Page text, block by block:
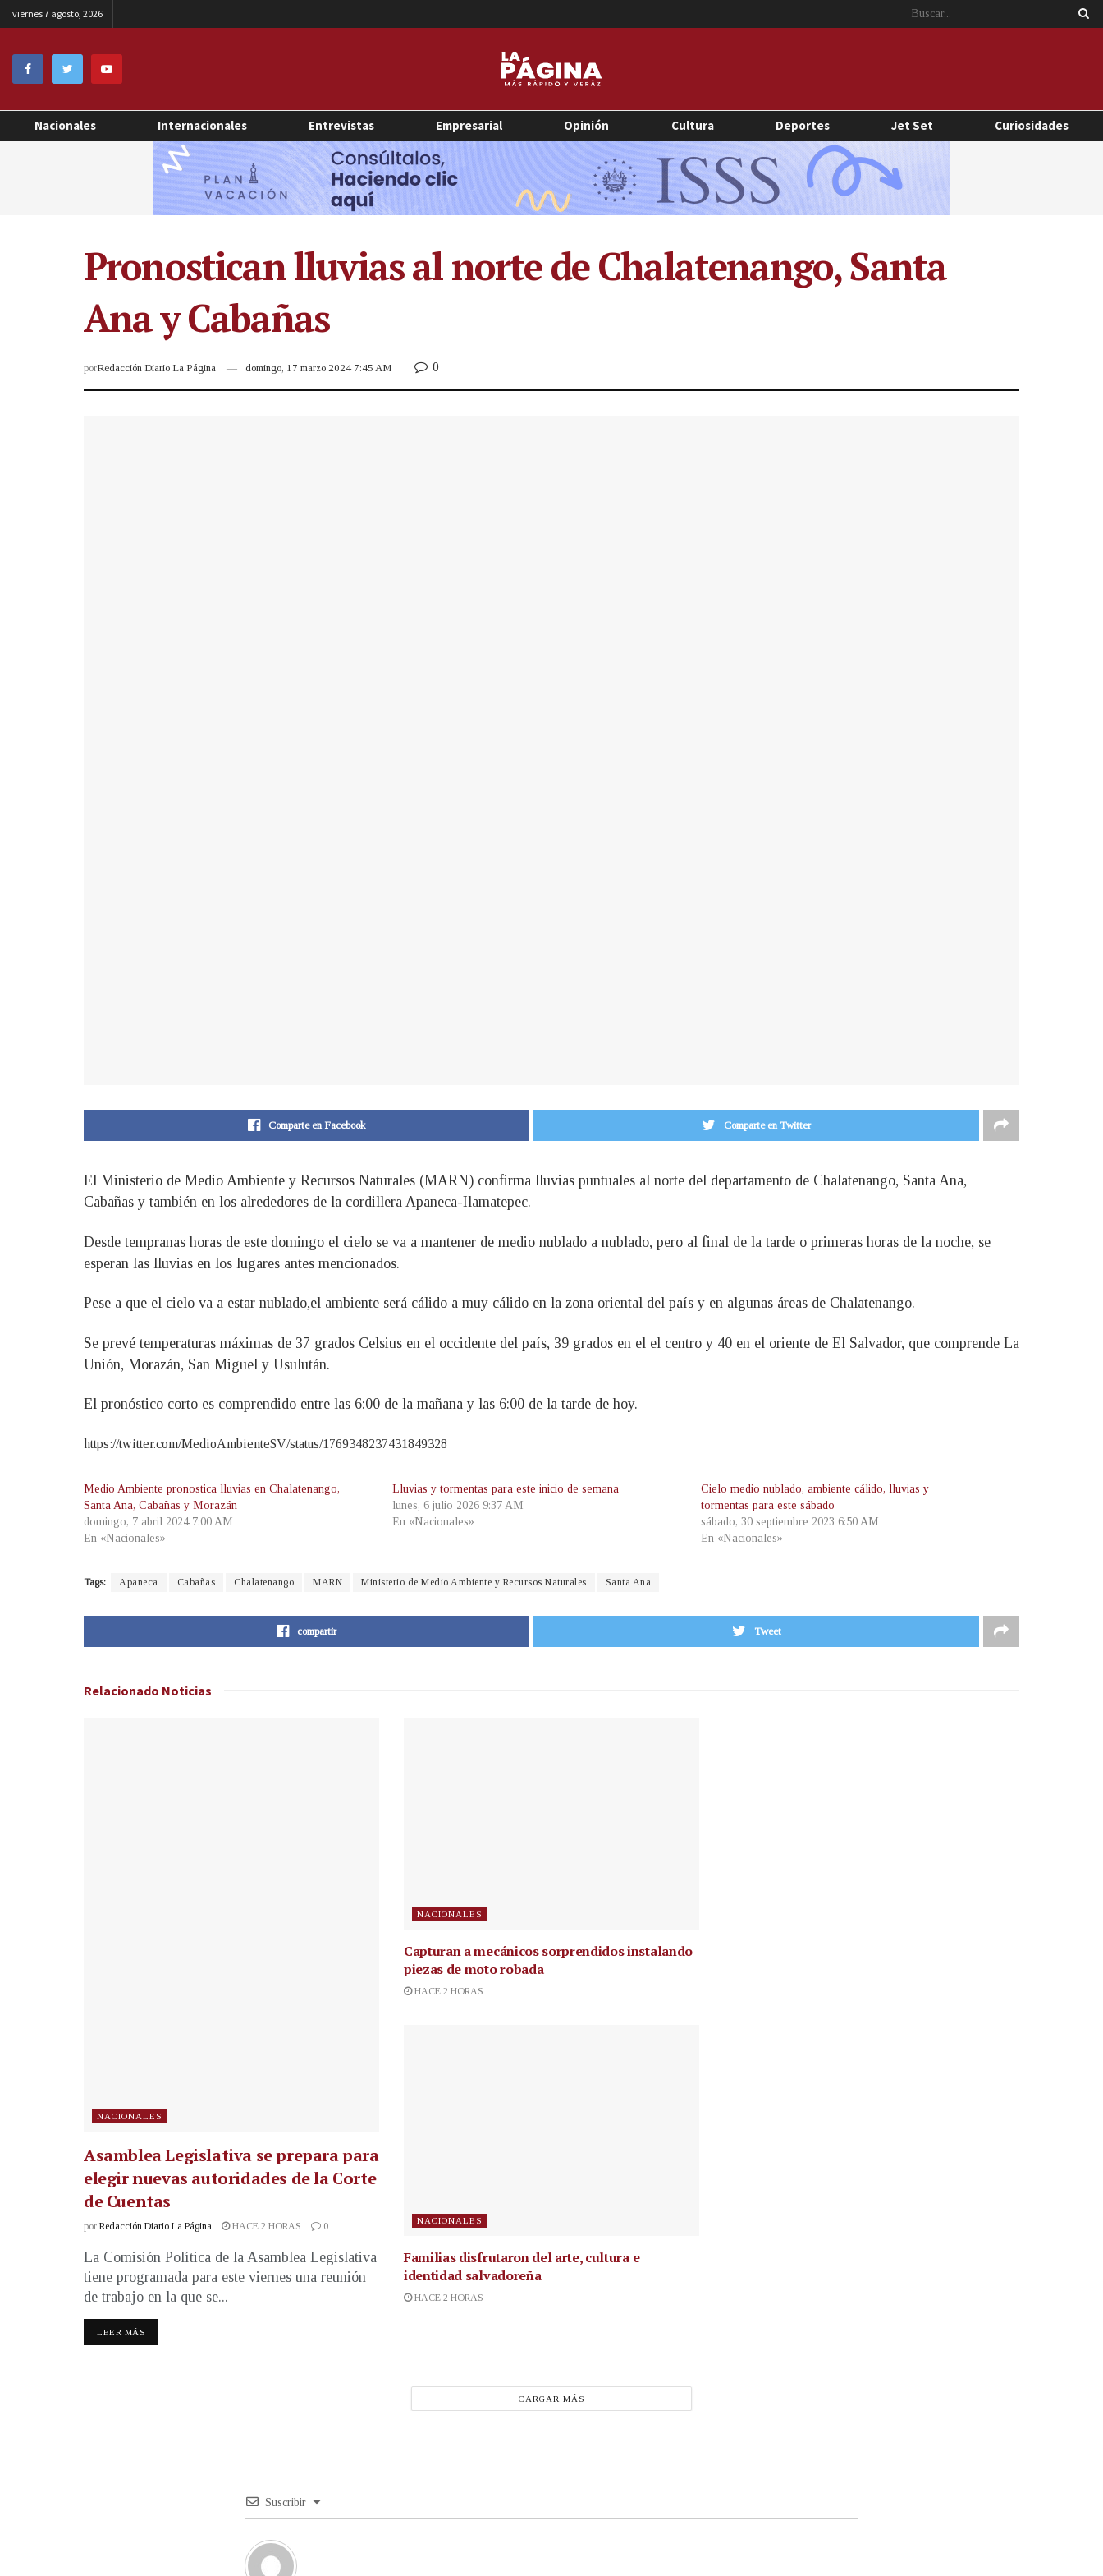
viernes 7 agosto, 2026
Nacionales Internacionales Entrevistas Empresarial Opinión Cultura Deportes Jet Set Curiosidades
Pronostican lluvias al norte de Chalatenango, Santa
Ana y Cabañas
porRedacción Diario La Página domingo, 17 marzo 2024 7:45 AM 0
Comparte en Facebook Comparte en Twitter
El Ministerio de Medio Ambiente y Recursos Naturales (MARN) confirma lluvias puntuales al norte del departamento de Chalatenango, Santa Ana,
Cabañas y también en los alrededores de la cordillera Apaneca-Ilamatepec.
Desde tempranas horas de este domingo el cielo se va a mantener de medio nublado a nublado, pero al final de la tarde o primeras horas de la noche, se
esperan las lluvias en los lugares antes mencionados.
Pese a que el cielo va a estar nublado,el ambiente será cálido a muy cálido en la zona oriental del país y en algunas áreas de Chalatenango.
Se prevé temperaturas máximas de 37 grados Celsius en el occidente del país, 39 grados en el el centro y 40 en el oriente de El Salvador, que comprende La
Unión, Morazán, San Miguel y Usulután.
El pronóstico corto es comprendido entre las 6:00 de la mañana y las 6:00 de la tarde de hoy.
https://twitter.com/MedioAmbienteSV/status/1769348237431849328
Medio Ambiente pronostica lluvias en Chalatenango,
Santa Ana, Cabañas y Morazán
domingo, 7 abril 2024 7:00 AM
En «Nacionales»
Lluvias y tormentas para este inicio de semana
lunes, 6 julio 2026 9:37 AM
En «Nacionales»
Cielo medio nublado, ambiente cálido, lluvias y
tormentas para este sábado
sábado, 30 septiembre 2023 6:50 AM
En «Nacionales»
Tags: Apaneca Cabañas Chalatenango MARN Ministerio de Medio Ambiente y Recursos Naturales Santa Ana
compartir Tweet
Relacionado Noticias
NACIONALES
Asamblea Legislativa se prepara para
elegir nuevas autoridades de la Corte
de Cuentas
por Redacción Diario La Página HACE 2 HORAS 0
La Comisión Política de la Asamblea Legislativa
tiene programada para este viernes una reunión
de trabajo en la que se...
LEER MÁS
NACIONALES
Capturan a mecánicos sorprendidos instalando
piezas de moto robada
HACE 2 HORAS
NACIONALES
Familias disfrutaron del arte, cultura e
identidad salvadoreña
HACE 2 HORAS
CARGAR MÁS
Suscribir